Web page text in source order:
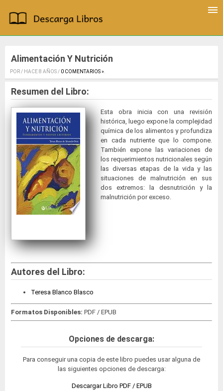
Alimentación Y Nutrición
POR / HACE 8 AÑOS / 0 COMENTARIOS ».
Resumen del Libro:
Esta obra inicia con una revisión
histórica, luego expone la complejidad
química de los alimentos y profundiza
en cada nutriente que lo compone.
También expone las variaciones de
los requerimientos nutricionales según
las diversas etapas de la vida y las
situaciones de malnutrición en sus
dos extremos: la desnutrición y la
malnutrición por exceso.
Autores del Libro:
Teresa Blanco Blasco
Formatos Disponibles: PDF / EPUB
Opciones de descarga:
Para conseguir una copia de este libro puedes usar alguna de
las siguientes opciones de descarga:
Descargar Libro PDF / EPUB